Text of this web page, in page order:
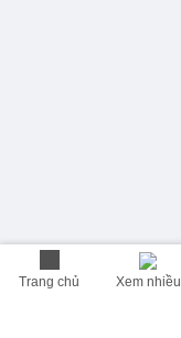
Trang chủ Xem nhiều